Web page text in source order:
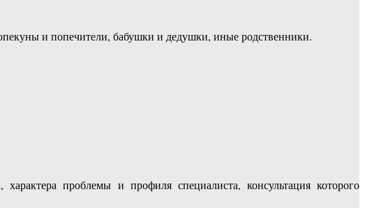
и попечители, бабушки и дедушки, иные родственники.
проблемы и профиля специалиста, консультация которого